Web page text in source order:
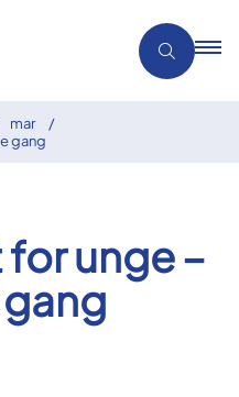
mar
gang
unge –